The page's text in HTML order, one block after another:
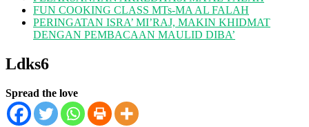
FUN COOKING CLASS MTs-MA AL FALAH
PERINGATAN ISRA’ MI’RAJ, MAKIN KHIDMAT
DENGAN PEMBACAAN MAULID DIBA’
Ldks6
Spread the love